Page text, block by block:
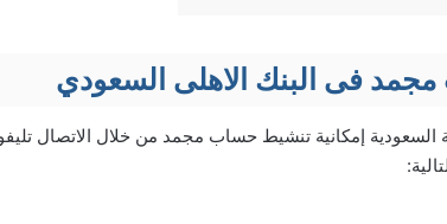
فى البنك الاهلى السعودي
السعودية إمكانية تنشيط حساب مجمد من خلال الاتصال